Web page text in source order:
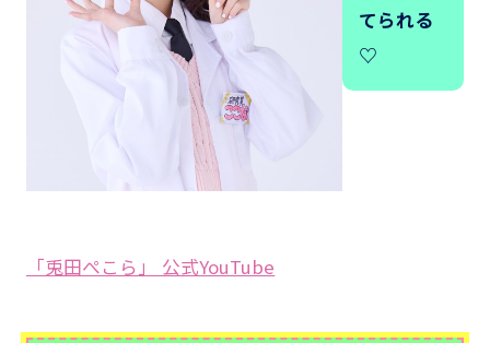
てられる
♡
「兎田ぺこら」 公式YouTube